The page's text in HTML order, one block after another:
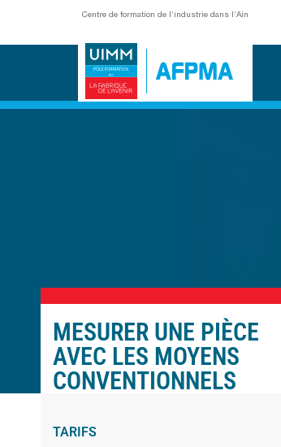
Centre de formation de l’industrie dans l’Ain
MESURER UNE PIÈCE
AVEC LES MOYENS
CONVENTIONNELS
TARIFS